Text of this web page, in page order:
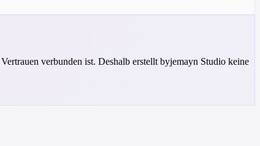
verbunden ist. Deshalb erstellt byjemayn Studio keine